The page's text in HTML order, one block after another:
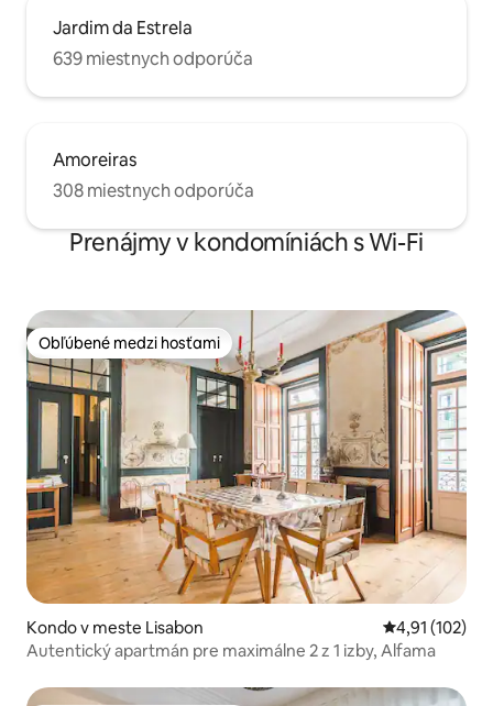
Jardim da Estrela
639 miestnych odporúča
Amoreiras
308 miestnych odporúča
Prenájmy v kondomíniách s Wi-Fi
Obľúbené medzi hosťami
Obľúbené medzi hosťami
Kondo v meste Lisabon Priemerné
4,91 (102)
Autentický apartmán pre maximálne 2 z 1 izby, Alfama